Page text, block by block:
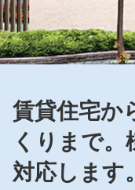
デザイナーズギャラ
インテリア
買う
土地活用モデルルー
法人のお客さま
企業不動産活用（
リフォームの流れ
リフォームメニュー
事業用
複合開発事業（
分譲マンション開発
収益不動産・投資開
建築再生事業
サポートメニュー
保証制度
アフターメンテナンス
企業・IR情報
ニュース
MISAWAについて
カタログ請求
住まいのご相談
賃貸住宅か
くりまで。
対応します。